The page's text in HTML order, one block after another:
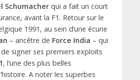
Schumacherqui a fait un court
avant la F1. Retour sur le
1991, au sein d’une écurie
– ancêtre de Force India – qui
signer ses premiers exploits
, l’une des plus belles
A noter les superbes